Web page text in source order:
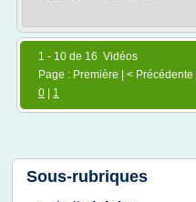
1 - 10 de 16 Vidéos
Page : Première | < Précédente |
0
1
Sous-rubriques